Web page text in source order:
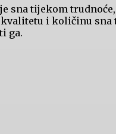
sna tijekom trudnoće,
i količinu sna
ga.